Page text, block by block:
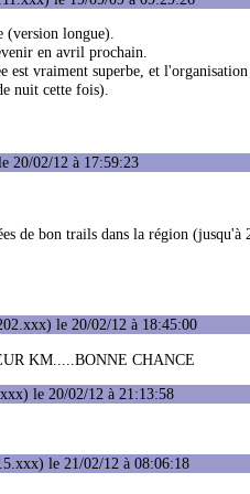
(version longue).
en avril prochain.
vraiment superbe, et
nuit cette fois).
20/02/12 à 17:59:23
de bon trails dans la région (jusqu'à
le 20/02/12 à 18:45:00
KM.....BONNE CHANCE
le 20/02/12 à 21:13:58
le 21/02/12 à 08:06:18